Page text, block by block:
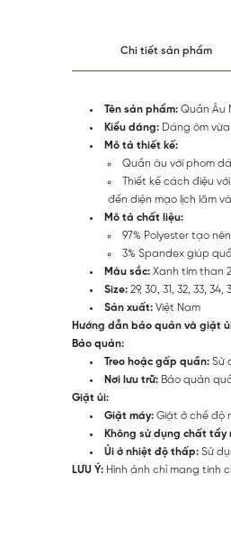
Chi tiết sản phẩm
Tên sản phẩm: Quần Âu
Kiểu dáng: Dáng ôm
Mô tả thiết kế:
Quần âu với phom
Thiết kế cách điệu
đến diện mạo lịch lãm
Mô tả chất liệu:
97% Polyester tạo
3% Spandex giúp
Màu sắc: Xanh tím than
Size: 29, 30, 31, 32, 33, 34,
Sản xuất: Việt Nam
Hướng dẫn bảo quản và giặt
Bảo quản:
Treo hoặc gấp quần: Sử
Nơi lưu trữ: Bảo quản
Giặt ủi:
Giặt máy: Giặt ở chế độ
Không sử dụng chất tẩy
Ủi ở nhiệt độ thấp: Sử
LƯU Ý: Hình ảnh chỉ mang tính